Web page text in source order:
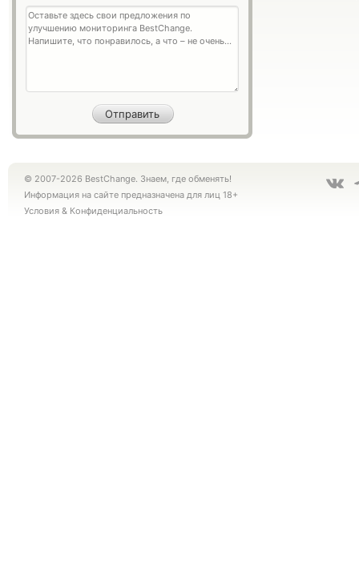
© 2007-2026 BestChange. Знаем, где обменять!
Информация на сайте предназначена для лиц 18+
Условия & Конфиденциальность